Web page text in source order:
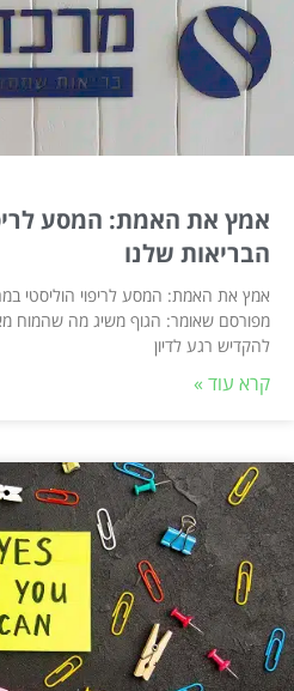
אמץ את האמת: המסע
הבריאות שלנו
אמץ את האמת: המסע לריפוי הוליסטי
מפורסם שאומר: הגוף משיג מה שהמוח
להקדיש רגע לדיון
קרא עוד »